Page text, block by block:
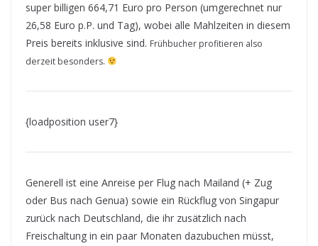
super billigen 664,71 Euro pro Person (umgerechnet nur
26,58 Euro p.P. und Tag), wobei alle Mahlzeiten in diesem
Preis bereits inklusive sind. Frühbucher profitieren also
derzeit besonders.
{loadposition user7}
Generell ist eine Anreise per Flug nach Mailand (+ Zug
oder Bus nach Genua) sowie ein Rückflug von Singapur
zurück nach Deutschland, die ihr zusätzlich nach
Freischaltung in ein paar Monaten dazubuchen müsst,